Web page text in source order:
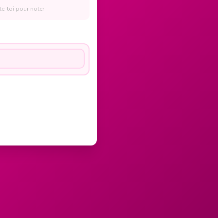
toi pour noter